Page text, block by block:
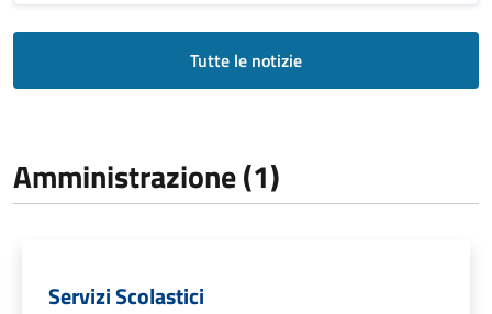
Tutte le notizie
Amministrazione (1)
Servizi Scolastici